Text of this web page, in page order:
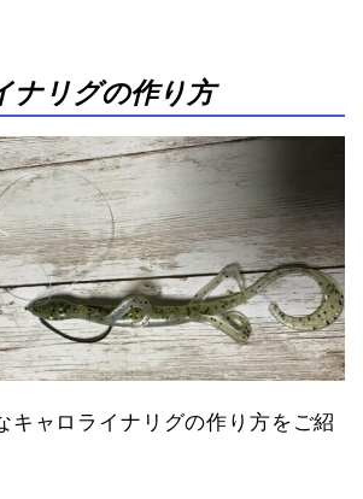
ナリグの作り方
キャロライナリグの作り方をご紹